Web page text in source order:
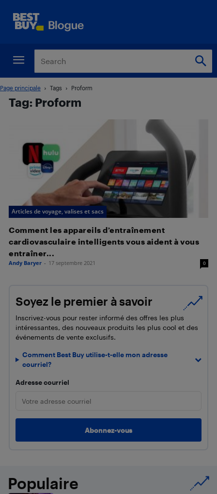
Page principale Tags Proform
Tag: Proform
Articles de voyage, valises et sacs
Comment les appareils d’entraînement
cardiovasculaire intelligents vous aident à vous
entraîner...
Andy Baryer - 17 septembre 2021 0
Soyez le premier à savoir
Inscrivez-vous pour rester informé des offres les plus
intéressantes, des nouveaux produits les plus cool et des
événements de vente exclusifs.
Comment Best Buy utilise-t-elle mon adresse
courriel?
Adresse courriel
Populaire